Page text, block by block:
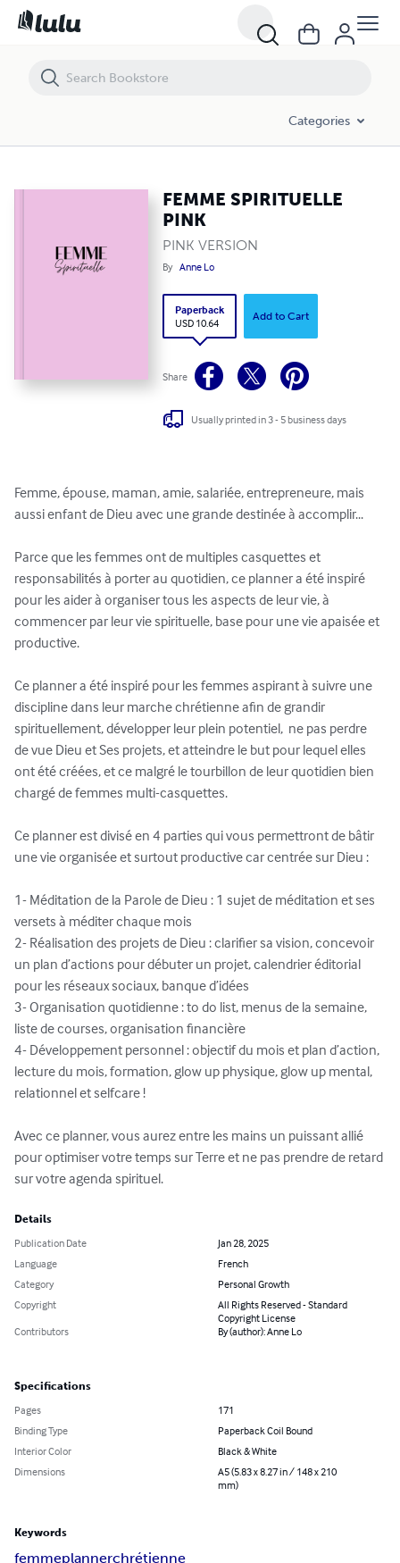
Categories
FEMME SPIRITUELLE
PINK
PINK VERSION
By Anne Lo
Paperback
USD 10.64
Add to Cart
Share
Usually printed in 3 - 5 business days
Femme, épouse, maman, amie, salariée, entrepreneure, mais
aussi enfant de Dieu avec une grande destinée à accomplir...
Parce que les femmes ont de multiples casquettes et
responsabilités à porter au quotidien, ce planner a été inspiré
pour les aider à organiser tous les aspects de leur vie, à
commencer par leur vie spirituelle, base pour une vie apaisée et
productive.
Ce planner a été inspiré pour les femmes aspirant à suivre une
discipline dans leur marche chrétienne afin de grandir
spirituellement, développer leur plein potentiel,  ne pas perdre
de vue Dieu et Ses projets, et atteindre le but pour lequel elles
ont été créées, et ce malgré le tourbillon de leur quotidien bien
chargé de femmes multi-casquettes.
Ce planner est divisé en 4 parties qui vous permettront de bâtir
une vie organisée et surtout productive car centrée sur Dieu :
1- Méditation de la Parole de Dieu : 1 sujet de méditation et ses
versets à méditer chaque mois
2- Réalisation des projets de Dieu : clarifier sa vision, concevoir
un plan d’actions pour débuter un projet, calendrier éditorial
pour les réseaux sociaux, banque d’idées
3- Organisation quotidienne : to do list, menus de la semaine,
liste de courses, organisation financière
4- Développement personnel : objectif du mois et plan d’action,
lecture du mois, formation, glow up physique, glow up mental,
relationnel et selfcare !
Avec ce planner, vous aurez entre les mains un puissant allié
pour optimiser votre temps sur Terre et ne pas prendre de retard
sur votre agenda spirituel.
Details
Publication Date
Jan 28, 2025
Language
French
Category
Personal Growth
Copyright
All Rights Reserved - Standard
Copyright License
Contributors
By (author): Anne Lo
Specifications
Pages
171
Binding Type
Paperback Coil Bound
Interior Color
Black & White
Dimensions
A5 (5.83 x 8.27 in / 148 x 210
mm)
Keywords
femmeplannerchrétienne
FEMME SPIRITUELLE PINK